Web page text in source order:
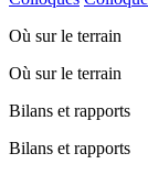
Où sur le terrain
Où sur le terrain
Bilans et rapports
Bilans et rapports